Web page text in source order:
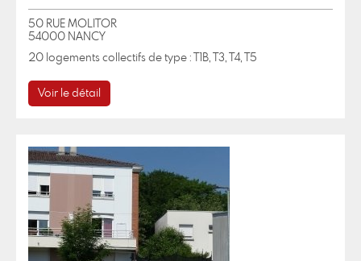
50 RUE MOLITOR
54000 NANCY
20 logements collectifs de type : T1B, T3, T4, T5
Voir le détail